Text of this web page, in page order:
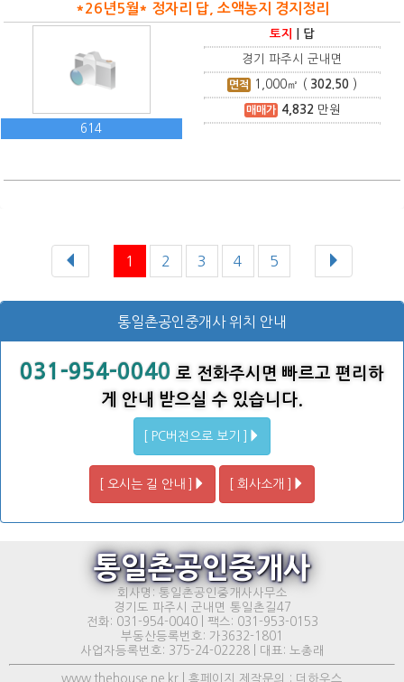
*26년5월* 정자리 답, 소액농지 경지정리
614
토지 답
경기 파주시 군내면
면적 1,000㎡ ( 302.50 )
매매가 4,832 만원
1 2 3 4 5
통일촌공인중개사 위치 안내
031-954-0040 로 전화주시면 빠르고 편리하
게 안내 받으실 수 있습니다.
[ PC버전으로 보기 ]
[ 오시는 길 안내 ] [ 회사소개 ]
통일촌공인중개사
회사명: 통일촌공인중개사사무소
경기도 파주시 군내면 통일촌길47
전화: 031-954-0040 | 팩스: 031-953-0153
부동산등록번호: 가3632-1801
사업자등록번호: 375-24-02228 | 대표: 노총래
www.thehouse.ne.kr | 홈페이지 제작문의 : 더하우스